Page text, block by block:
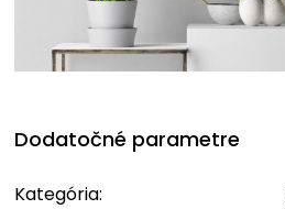
Dodatočné parametre
Kategória: